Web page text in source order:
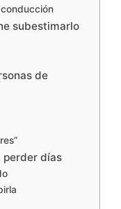
subestimarlo
de
perder días